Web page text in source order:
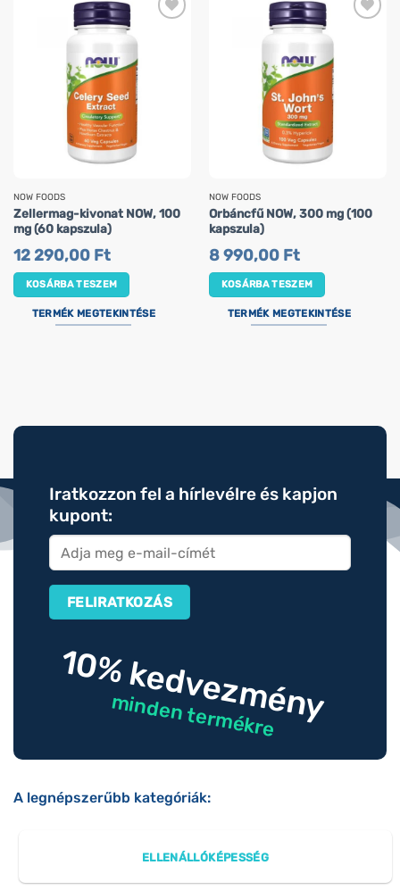
NOW FOODS
Zellermag-kivonat NOW, 100
mg (60 kapszula)
12 290,00 Ft
KOSÁRBA TESZEM
TERMÉK MEGTEKINTÉSE
NOW FOODS
Orbáncfű NOW, 300 mg (100
kapszula)
8 990,00 Ft
KOSÁRBA TESZEM
TERMÉK MEGTEKINTÉSE
Iratkozzon fel a hírlevélre és kapjon
kupont:
10% kedvezmény
minden termékre
A legnépszerűbb kategóriák:
ELLENÁLLÓKÉPESSÉG